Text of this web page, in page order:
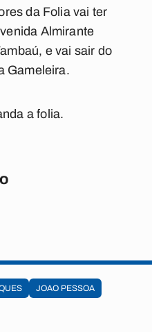
da Folia vai ter
Almirante
e vai sair do
Gameleira.
a folia.
JOAO PESSOA